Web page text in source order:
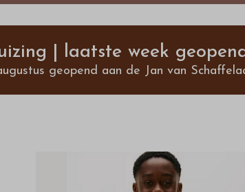
| laatste week
geopend aan de Jan van